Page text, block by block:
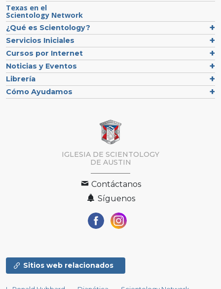
Texas en el
Scientology Network
¿Qué es Scientology?
Servicios Iniciales
Cursos por Internet
Noticias y Eventos
Librería
Cómo Ayudamos
IGLESIA DE SCIENTOLOGY
DE AUSTIN
Contáctanos
Síguenos
Sitios web relacionados